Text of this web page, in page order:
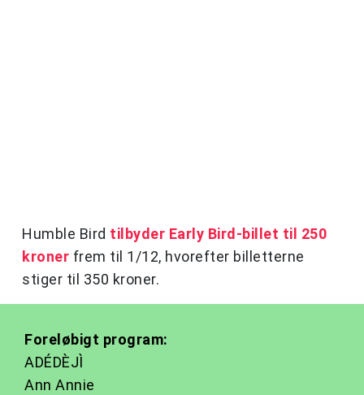
Humble Bird tilbyder Early Bird-billet til 250
kroner frem til 1/12, hvorefter billetterne
stiger til 350 kroner.
Foreløbigt program:
ADÉDÈJÌ
Ann Annie